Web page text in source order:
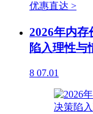
优惠直达 >
2026年内
陷入理性与
8 07.01